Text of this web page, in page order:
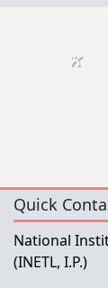
Quick
National
(INETL, I.P.)